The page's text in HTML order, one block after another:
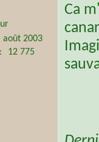
août 2003
12 775
Ca